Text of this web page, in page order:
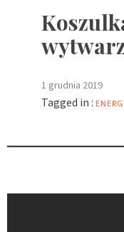
1 grudnia 2019
Tagged in :